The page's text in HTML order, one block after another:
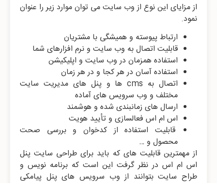
از مزایای این نوع از وب سایت می توان موارد زیر را عنوان
نمود.
ارتباط پیوسته و همیشگی با مشتریان
قابلیت اتصال به وب سایت و نرم افزارهای شما
استفاده همزمان در وب سایت و اپلیکیشن
استفاده آسان در هر کجا و در هر زمان
اتصال به cms ها و پنل های مدیریت سایت
مختلف و وب سرویس های آماده
ارسال های زمانبندی شده و هوشمند
اس ام اس فعالسازی و تأیید هویت
قابلیت استفاده از کدخوان و بررسی صحت
محصول و …
از مهمترین قابلیت های که باید برای طراحی سایت پنل
اس ام اس در نظر گرفت این است که برنامه نویس و
طراح سایت بتوانند از وب سرویس های پنل پیامکی